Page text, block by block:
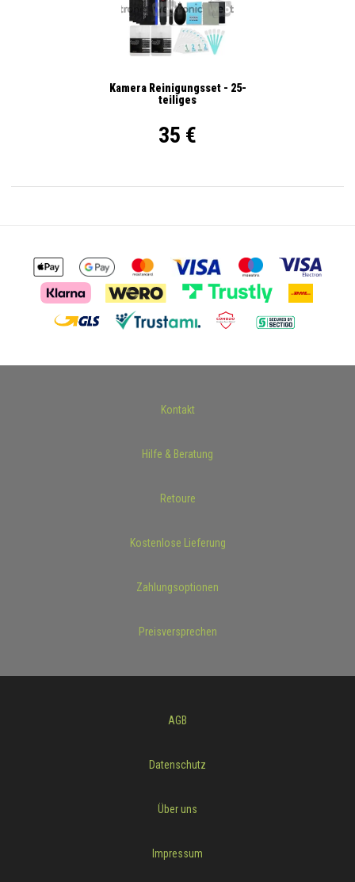
Kamera Reinigungsset - 25-
teiliges
35 €
Kontakt
Hilfe & Beratung
Retoure
Kostenlose Lieferung
Zahlungsoptionen
Preisversprechen
AGB
Datenschutz
Über uns
Impressum